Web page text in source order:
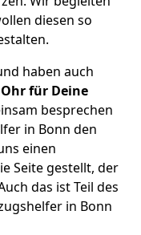
diesen so
haben auch
für Deine
besprechen
in Bonn den
einen
Seite gestellt, der
das ist Teil des
in Bonn